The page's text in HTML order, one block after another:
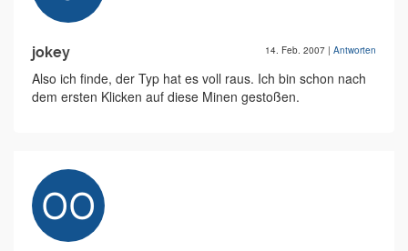
jokey 14. Feb. 2007 | Antworten
Also ich finde, der Typ hat es voll raus. Ich bin schon nach
dem ersten Klicken auf diese Minen gestoßen.